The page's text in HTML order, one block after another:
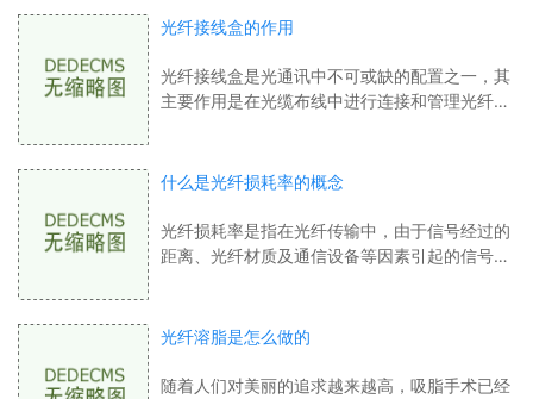
光纤接线盒的作用
光纤接线盒是光通讯中不可或缺的配置之一，其
主要作用是在光缆布线中进行连接和管理光纤线
什么是光纤损耗率的概念
光纤损耗率是指在光纤传输中，由于信号经过的
距离、光纤材质及通信设备等因素引起的信号弱
光纤溶脂是怎么做的
随着人们对美丽的追求越来越高，吸脂手术已经